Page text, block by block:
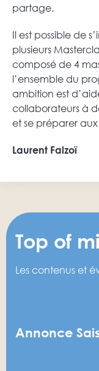
partage.
Il est possible de
plusieurs
composé de 4
l’ensemble du
ambition est
collaborateurs à
et se préparer
Laurent Falzoï
Top of
Les contenus et
Annonce